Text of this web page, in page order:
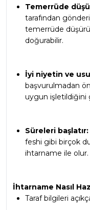
Temerrüde
tarafından
temerrüde
doğurabilir.
İyi niyetin ve
başvurulmadan
uygun işletildiğini
Süreleri başlatır:
feshi gibi birçok
ihtarname ile olur.
İhtarname Nasıl
Taraf bilgileri